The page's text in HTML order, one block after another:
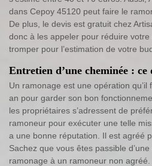
dans Cepoy 45120 peut faire le
De plus, le devis est gratuit chez
donc à les appeler pour réduire
tromper pour l’estimation de votre
Entretien d’une cheminée :
Un ramonage est une opération
an pour garder son bon
les propriétaires s’adressent de
ramoneur pour exécuter une telle
a une bonne réputation. Il est agréé
Sachez que vous êtes passible
ramonage à un ramoneur non